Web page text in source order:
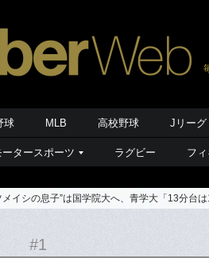
球 MLB 高校野球 Jリーグ
ータースポーツ ラグビー フ
メイシの息子”は国学院大へ、青学大「13分台
#1